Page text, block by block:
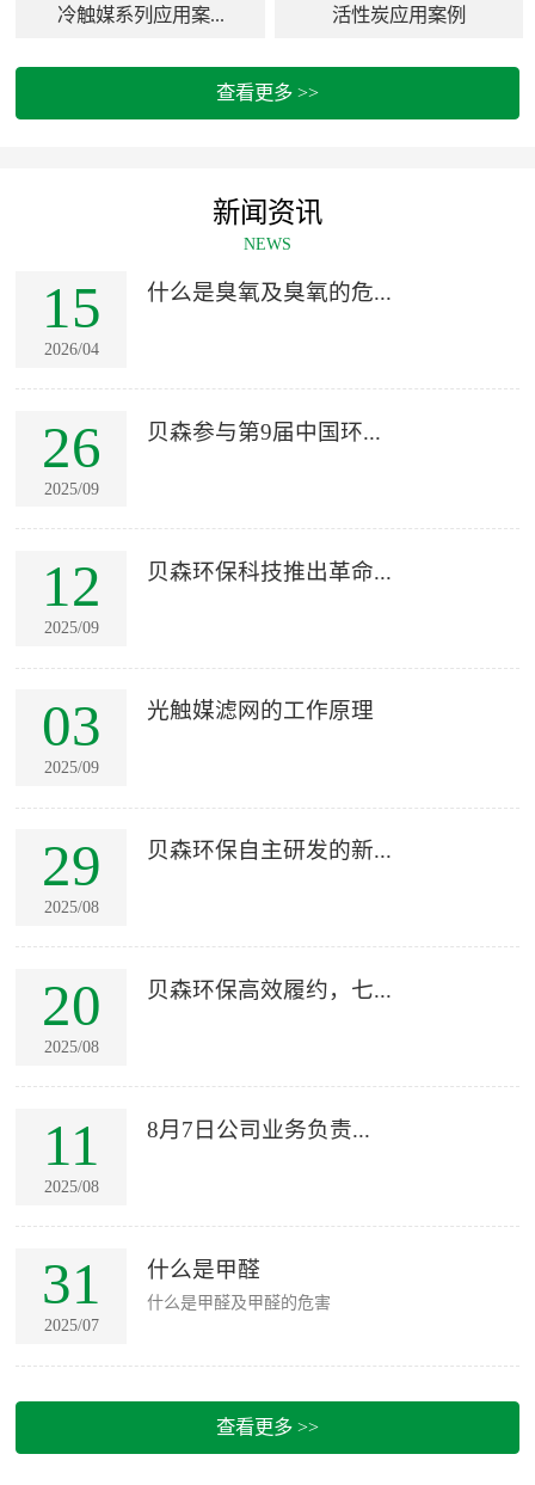
冷触媒系列应用案... 活性炭应用案例
查看更多 >>
新闻资讯
NEWS
15
2026/04
什么是臭氧及臭氧的危...
26
2025/09
贝森参与第9届中国环...
12
2025/09
贝森环保科技推出革命...
03
2025/09
光触媒滤网的工作原理
29
2025/08
贝森环保自主研发的新...
20
2025/08
贝森环保高效履约，七...
11
2025/08
8月7日公司业务负责...
31
2025/07
什么是甲醛
什么是甲醛及甲醛的危害
查看更多 >>